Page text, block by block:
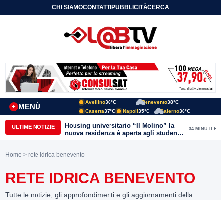
CHI SIAMOCONTATTIPUBBLICITÀCERCA
MENÙ
+
Avellino36°C Benevento38°C
Caserta37°C Napoli35°C Salerno36°C
ULTIME NOTIZIE
Housing universitario “Il Molino” la
nuova residenza è aperta agli studenti
del Conservatorio “Nicola Sala” e
34 MINUTI FA
Home > rete idrica benevento
RETE IDRICA BENEVENTO
Tutte le notizie, gli approfondimenti e gli aggiornamenti della